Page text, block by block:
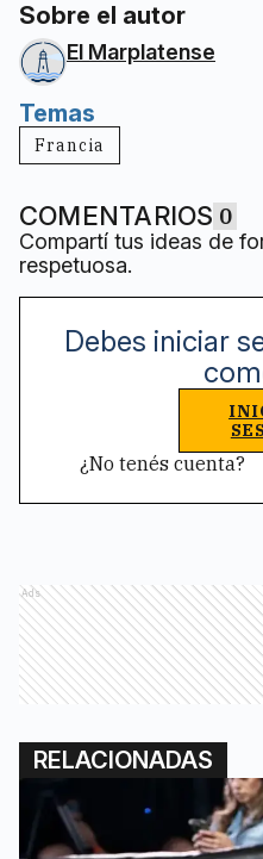
Sobre el autor
El Marplatense
Temas
Francia
COMENTARIOS 0
Compartí tus ideas de
respetuosa.
Debes iniciar
¿No tenés cuenta?
Ads
RELACIONADAS